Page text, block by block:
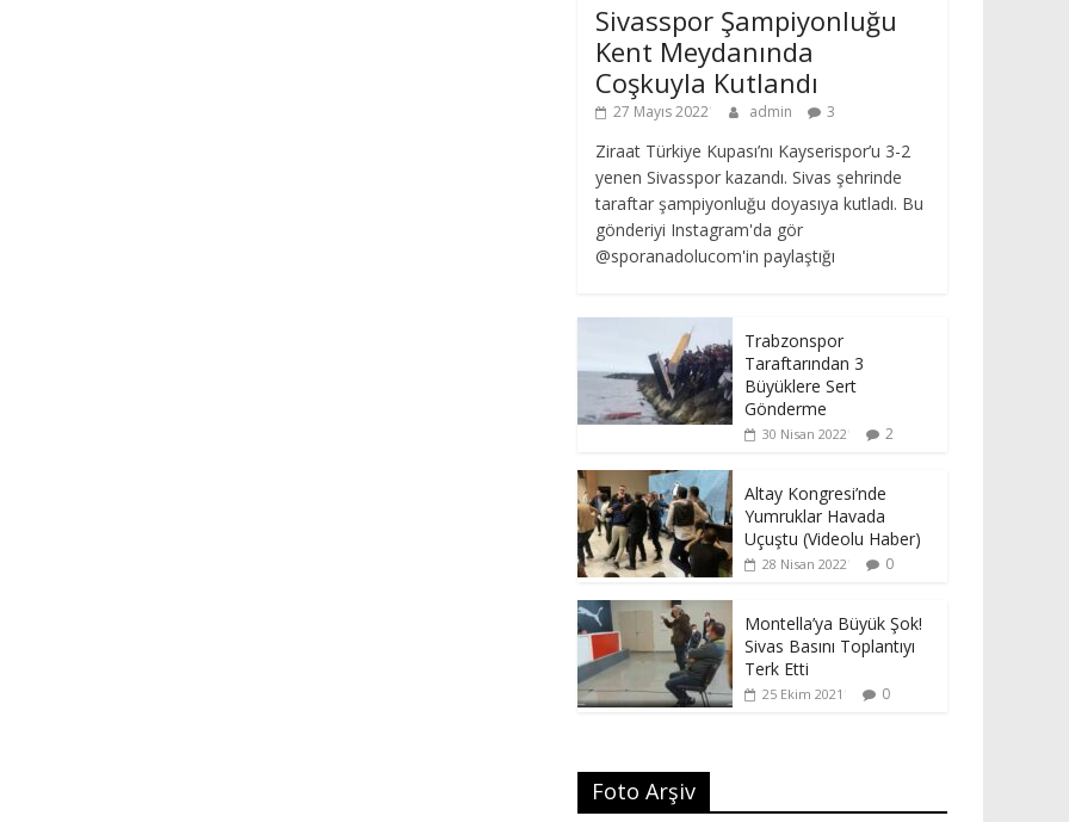
Sivasspor Şampiyonluğu
Kent Meydanında
Coşkuyla Kutlandı
27 Mayıs 2022 admin 3
Ziraat Türkiye Kupası’nı Kayserispor’u 3-2
yenen Sivasspor kazandı. Sivas şehrinde
taraftar şampiyonluğu doyasıya kutladı. Bu
gönderiyi Instagram'da gör
@sporanadolucom'in paylaştığı
Trabzonspor
Taraftarından 3
Büyüklere Sert
Gönderme
30 Nisan 2022 2
Altay Kongresi’nde
Yumruklar Havada
Uçuştu (Videolu Haber)
28 Nisan 2022 0
Montella’ya Büyük Şok!
Sivas Basını Toplantıyı
Terk Etti
25 Ekim 2021 0
Foto Arşiv